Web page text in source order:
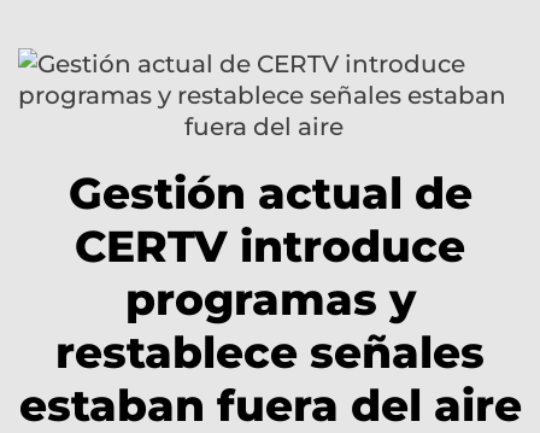
Gestión actual de
CERTV introduce
programas y
restablece señales
estaban fuera del aire